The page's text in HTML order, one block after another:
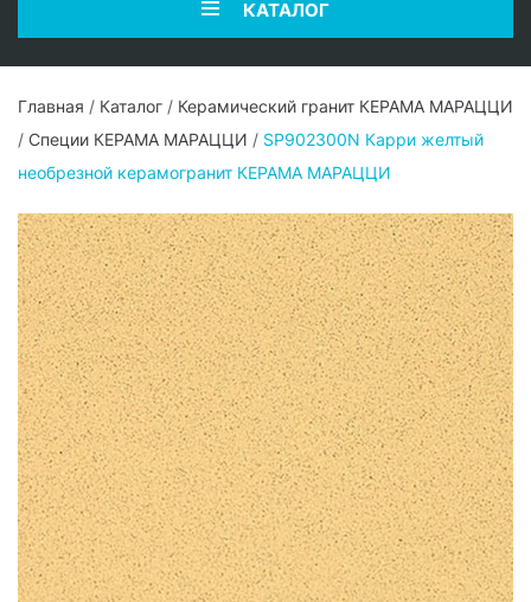
КАТАЛОГ
Главная / Каталог / Керамический гранит КЕРАМА МАРАЦЦИ
/ Специи КЕРАМА МАРАЦЦИ / SP902300N Карри желтый
необрезной керамогранит КЕРАМА МАРАЦЦИ